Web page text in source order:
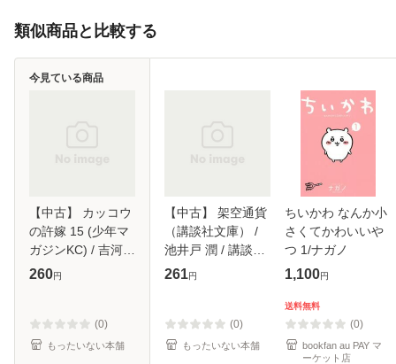
類似商品と比較する
【中古】 カッコウ
の許嫁 15 (少年マ
ガジンKC) / 吉河
美希 / 講談社 [コミ
260円
(0)
もったいない本舗
今見ている商品
【中古】 架空通貨
（講談社文庫） /
池井戸 潤 / 講談社
[文庫]【メール便送
261円
(0)
もったいない本舗
ちいかわ なんか小
さくてかわいいや
つ 1/ナガノ
1,100円
送料無料
(0)
bookfan au PAY マ
ーケット店